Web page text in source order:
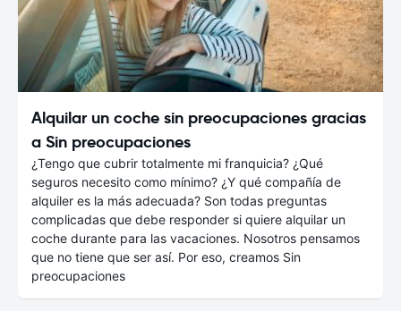
Alquilar un coche sin preocupaciones gracias
a Sin preocupaciones
¿Tengo que cubrir totalmente mi franquicia? ¿Qué
seguros necesito como mínimo? ¿Y qué compañía de
alquiler es la más adecuada? Son todas preguntas
complicadas que debe responder si quiere alquilar un
coche durante para las vacaciones. Nosotros pensamos
que no tiene que ser así. Por eso, creamos Sin
preocupaciones